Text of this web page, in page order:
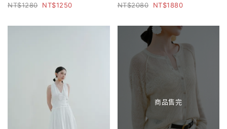
1280
1250
2080
1880
商品售完